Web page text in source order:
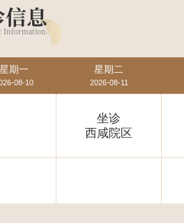
息
Information
星期一
08-10
星期二
2026-08-11
坐诊
西咸院区